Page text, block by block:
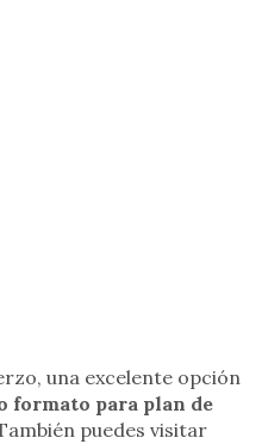
una excelente opción
formato para plan de
puedes visitar